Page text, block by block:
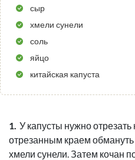
сыр
хмели сунели
соль
яйцо
китайская капуста
У капусты нужно
отрезанным краем
хмели сунели. Затем кочан